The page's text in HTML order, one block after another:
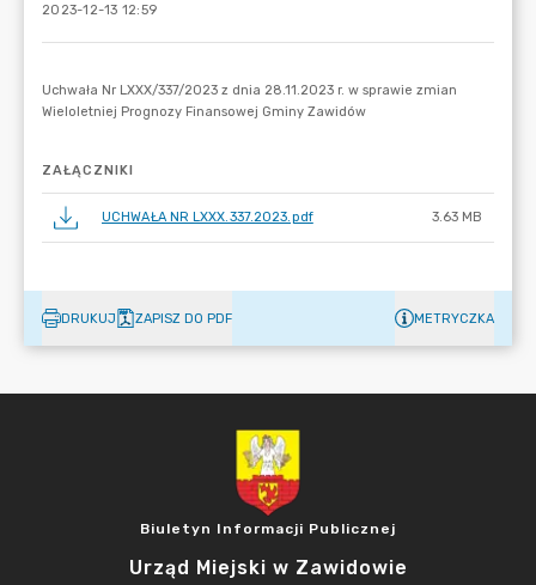
2023-12-13 12:59
ZAŁĄCZNIKI
UCHWAŁA NR LXXX.337.2023.pdf 3.63 MB
DRUKUJ ZAPISZ DO PDF METRYCZKA
Biuletyn Informacji Publicznej
Urząd Miejski w Zawidowie